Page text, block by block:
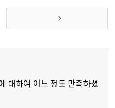
대하여 어느 정도 만족하셨